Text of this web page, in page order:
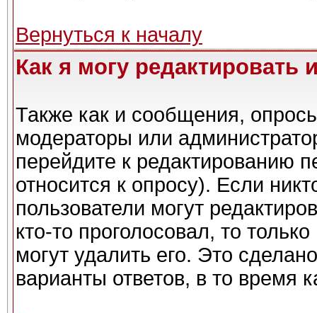
Вернуться к началу
Как я могу редактировать
Также как и сообщения,
модераторы или
перейдите к редактированию
относится к опросу). Если
пользователи могут
кто-то проголосовал, то
могут удалить его. Это
варианты ответов, в то время